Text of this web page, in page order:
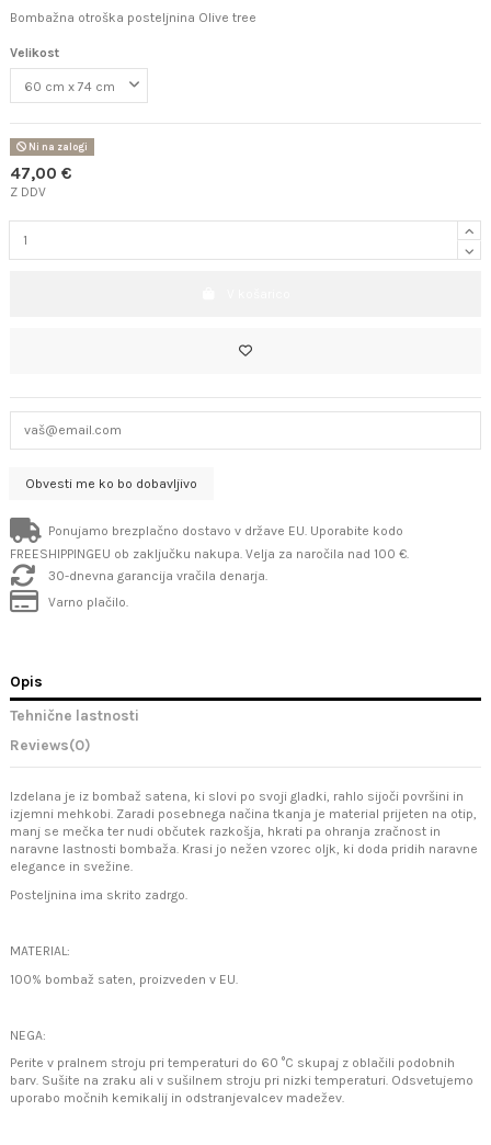
Bombažna otroška posteljnina Olive tree
Velikost
Ni na zalogi
47,00 €
Z DDV
Ponujamo brezplačno dostavo v države EU. Uporabite kodo
FREESHIPPINGEU ob zaključku nakupa. Velja za naročila nad 100 €.
30-dnevna garancija vračila denarja.
Varno plačilo.
Opis
Tehnične lastnosti
Reviews(0)
Izdelana je iz bombaž satena, ki slovi po svoji gladki, rahlo sijoči površini in
izjemni mehkobi. Zaradi posebnega načina tkanja je material prijeten na otip,
manj se mečka ter nudi občutek razkošja, hkrati pa ohranja zračnost in
naravne lastnosti bombaža. Krasi jo nežen vzorec oljk, ki doda pridih naravne
elegance in svežine.
Posteljnina ima skrito zadrgo.
MATERIAL:
100% bombaž saten, proizveden v EU.
NEGA:
Perite v pralnem stroju pri temperaturi do 60 °C skupaj z oblačili podobnih
barv. Sušite na zraku ali v sušilnem stroju pri nizki temperaturi. Odsvetujemo
uporabo močnih kemikalij in odstranjevalcev madežev.